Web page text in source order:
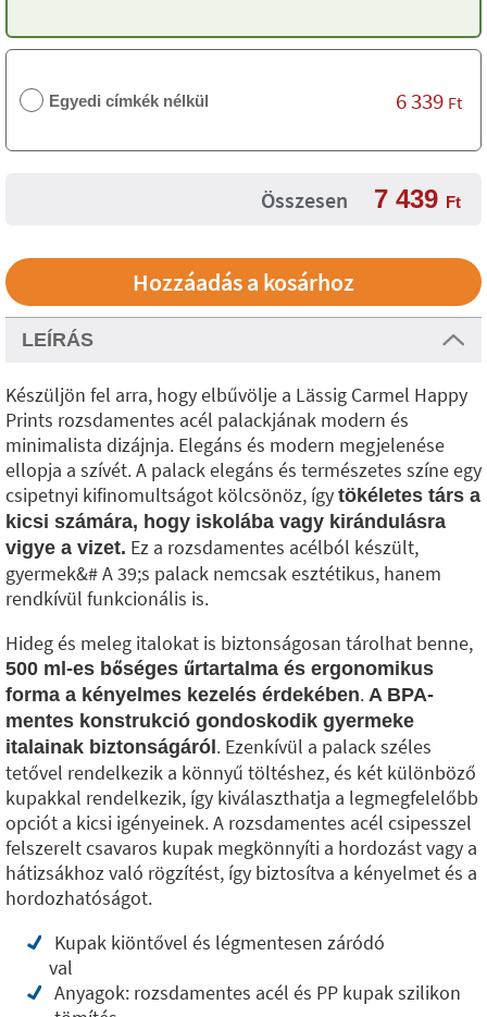
Egyedi címkék nélkül 6 339 Ft
Összesen 7 439 Ft
LEÍRÁS
Készüljön fel arra, hogy elbűvölje a Lässig Carmel Happy
Prints rozsdamentes acél palackjának modern és
minimalista dizájnja. Elegáns és modern megjelenése
ellopja a szívét. A palack elegáns és természetes színe egy
csipetnyi kifinomultságot kölcsönöz, így tökéletes társ a
kicsi számára, hogy iskolába vagy kirándulásra
vigye a vizet. Ez a rozsdamentes acélból készült,
gyermek&# A 39;s palack nemcsak esztétikus, hanem
rendkívül funkcionális is.
Hideg és meleg italokat is biztonságosan tárolhat benne,
500 ml-es bőséges űrtartalma és ergonomikus
forma a kényelmes kezelés érdekében. A BPA-
mentes konstrukció gondoskodik gyermeke
italainak biztonságáról . Ezenkívül a palack széles
tetővel rendelkezik a könnyű töltéshez, és két különböző
kupakkal rendelkezik, így kiválaszthatja a legmegfelelőbb
opciót a kicsi igényeinek. A rozsdamentes acél csipesszel
felszerelt csavaros kupak megkönnyíti a hordozást vagy a
hátizsákhoz való rögzítést, így biztosítva a kényelmet és a
hordozhatóságot.
Kupak kiöntővel és légmentesen záródó
val
Anyagok: rozsdamentes acél és PP kupak szilikon